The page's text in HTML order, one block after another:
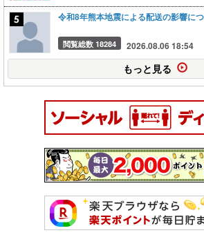
令和8年熊本地震による配送の影響に
閲覧総数 18284 2026.08.06 18:54
もっと見る